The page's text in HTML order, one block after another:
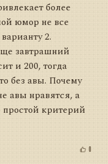
более
юмор не все
2.
завтрашний
и 200, тогда
без авы. Почему
авы нравятся, а
простой критерий
0